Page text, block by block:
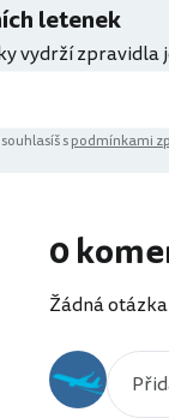
letenek
vydrží zpravidla
spodmínkami
0
Žádná